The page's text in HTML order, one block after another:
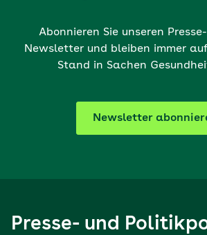
Abonnieren Sie unseren
Newsletter und bleiben immer
Stand in Sachen
Newsletter
Presse- und